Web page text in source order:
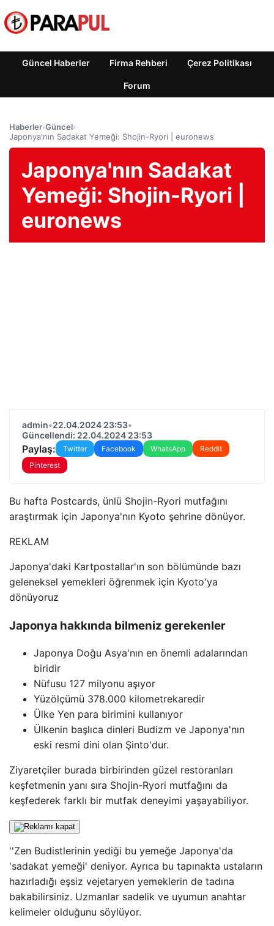
Güncel Haberler Firma Rehberi Çerez Politikası
Forum
Haberler›Güncel›
Japonya'nın Sadakat Yemeği: Shojin-Ryori | euronews
Japonya'nın Sadakat
Yemeği: Shojin-Ryori |
euronews
admin•22.04.2024 23:53•
Güncellendi: 22.04.2024 23:53
Paylaş: Twitter Facebook WhatsApp
Reddit
Pinterest
Bu hafta Postcards, ünlü Shojin-Ryori mutfağını
araştırmak için Japonya'nın Kyoto şehrine dönüyor.
REKLAM
Japonya'daki Kartpostallar'ın son bölümünde bazı
geleneksel yemekleri öğrenmek için Kyoto'ya
dönüyoruz
Japonya hakkında bilmeniz gerekenler
Japonya Doğu Asya'nın en önemli adalarından
biridir
Nüfusu 127 milyonu aşıyor
Yüzölçümü 378.000 kilometrekaredir
Ülke Yen para birimini kullanıyor
Ülkenin başlıca dinleri Budizm ve Japonya'nın
eski resmi dini olan Şinto'dur.
Ziyaretçiler burada birbirinden güzel restoranları
keşfetmenin yanı sıra Shojin-Ryori mutfağını da
keşfederek farklı bir mutfak deneyimi yaşayabiliyor.
''Zen Budistlerinin yediği bu yemeğe Japonya'da
'sadakat yemeği' deniyor. Ayrıca bu tapınakta ustaların
hazırladığı eşsiz vejetaryen yemeklerin de tadına
bakabilirsiniz. Uzmanlar sadelik ve uyumun anahtar
kelimeler olduğunu söylüyor.